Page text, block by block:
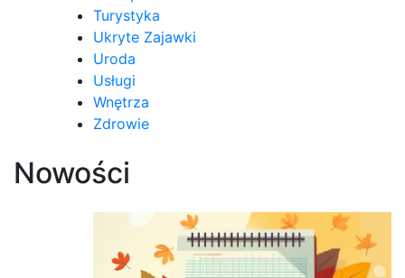
Turystyka
Ukryte Zajawki
Uroda
Usługi
Wnętrza
Zdrowie
Nowości